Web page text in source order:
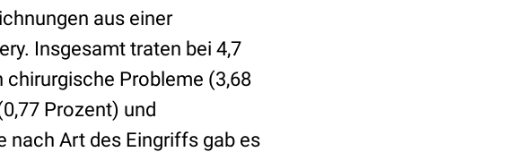
aus einer
Insgesamt traten bei 4,7
Probleme (3,68
Prozent) und
nach Art des Eingriffs gab es